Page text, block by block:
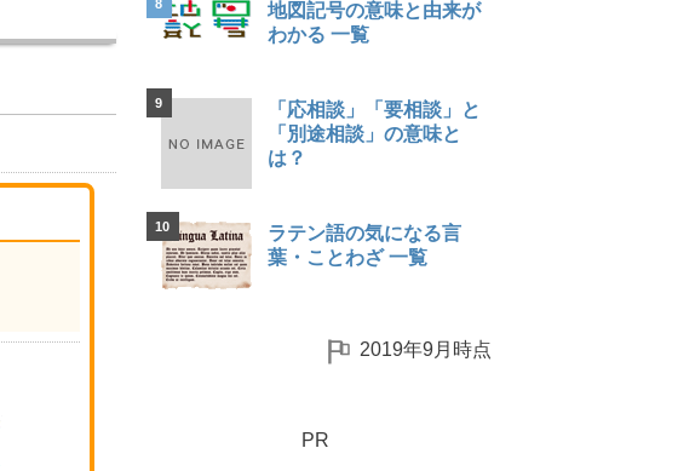
8
地図記号の意味と由来が
わかる 一覧
9
「応相談」「要相談」と
「別途相談」の意味と
は？
10
ラテン語の気になる言
葉・ことわざ 一覧
2019年9月時点
PR